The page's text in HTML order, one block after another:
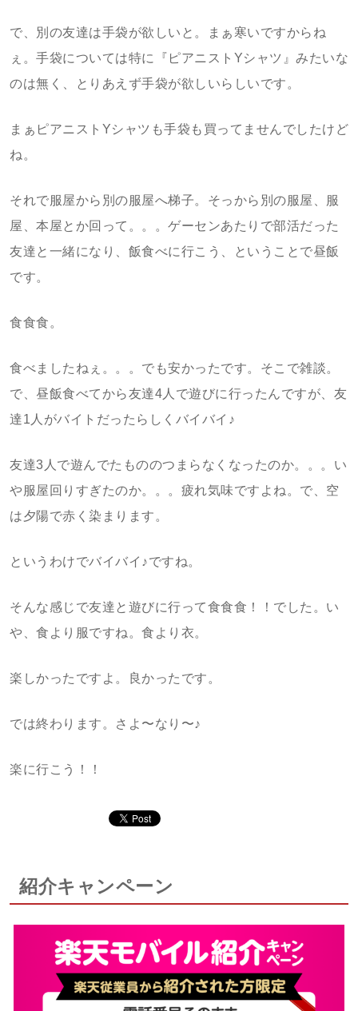
で、別の友達は手袋が欲しいと。まぁ寒いですからね
ぇ。手袋については特に『ピアニストYシャツ』みたいな
のは無く、とりあえず手袋が欲しいらしいです。
まぁピアニストYシャツも手袋も買ってませんでしたけど
ね。
それで服屋から別の服屋へ梯子。そっから別の服屋、服
屋、本屋とか回って。。。ゲーセンあたりで部活だった
友達と一緒になり、飯食べに行こう、ということで昼飯
です。
食食食。
食べましたねぇ。。。でも安かったです。そこで雑談。
で、昼飯食べてから友達4人で遊びに行ったんですが、友
達1人がバイトだったらしくバイバイ♪
友達3人で遊んでたもののつまらなくなったのか。。。い
や服屋回りすぎたのか。。。疲れ気味ですよね。で、空
は夕陽で赤く染まります。
というわけでバイバイ♪ですね。
そんな感じで友達と遊びに行って食食食！！でした。い
や、食より服ですね。食より衣。
楽しかったですよ。良かったです。
では終わります。さよ〜なり〜♪
楽に行こう！！
紹介キャンペーン